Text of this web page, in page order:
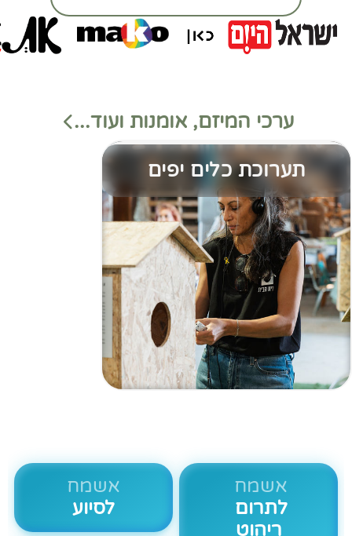
ערכי המיזם, אומנות ועוד...
תערוכת כלים יפים
אשמח
לתרום
ריהוט
אשמח
לסיוע